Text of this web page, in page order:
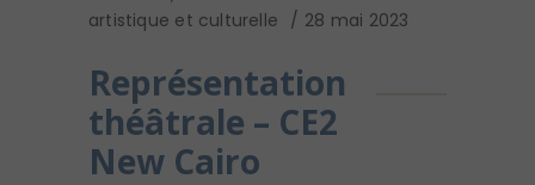
artistique et culturelle
28 mai 2023
Représentation
théâtrale – CE2
New Cairo